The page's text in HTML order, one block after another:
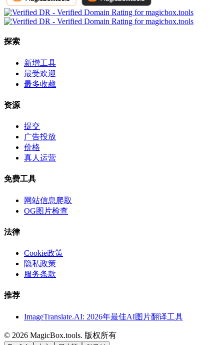
探索
新增工具
最受欢迎
最多收藏
资源
提交
广告投放
价格
真人运营
免费工具
网站信息爬取
OG图片检查
法律
Cookie政策
隐私政策
服务条款
推荐
ImageTranslate.AI: 2026年最佳AI图片翻译工具
© 2026 MagicBox.tools. 版权所有